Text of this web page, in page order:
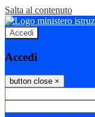
Salta al contenuto
Accedi
Accedi
button close ×